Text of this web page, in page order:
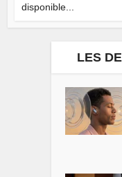
disponible...
LES